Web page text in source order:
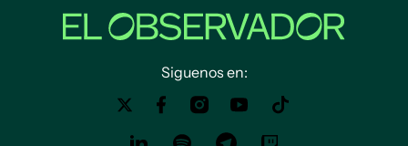
Siguenos en: